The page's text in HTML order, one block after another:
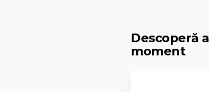
Descoperă
moment